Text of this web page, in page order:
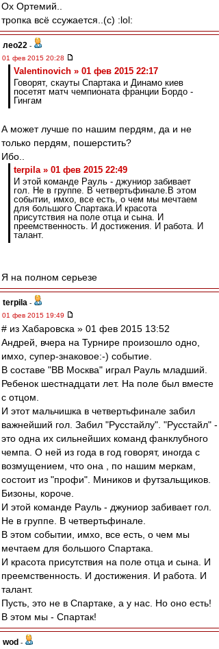
Ох Ортемий..
тропка всё ссужается..(с) :lol:
лео22 -
01 фев 2015 20:28
Valentinovich » 01 фев 2015 22:17
Говорят, скауты Спартака и Динамо киев
посетят матч чемпионата франции Бордо -
Гингам
А может лучше по нашим пердям, да и не
только пердям, пошерстить?
Ибо..
terpila » 01 фев 2015 22:49
И этой команде Рауль - джуниор забивает
гол. Не в группе. В четвертьфинале.В этом
событии, имхо, все есть, о чем мы мечтаем
для большого Спартака.И красота
присутствия на поле отца и сына. И
преемственность. И достижения. И работа. И
талант.
Я на полном серьезе
terpila -
01 фев 2015 19:49
# из Хабаровска » 01 фев 2015 13:52
Андрей, вчера на Турнире произошло одно,
имхо, супер-знаковое:-) событие.
В составе "ВВ Москва" играл Рауль младший.
Ребенок шестнадцати лет. На поле был вместе
с отцом.
И этот мальчишка в четвертьфинале забил
важнейший гол. Забил "Русстайлу". "Русстайл" -
это одна их сильнейших команд фанклубного
чемпа. О ней из года в год говорят, иногда с
возмущением, что она , по нашим меркам,
состоит из "профи". Миников и футзальщиков.
Бизоны, короче.
И этой команде Рауль - джуниор забивает гол.
Не в группе. В четвертьфинале.
В этом событии, имхо, все есть, о чем мы
мечтаем для большого Спартака.
И красота присутствия на поле отца и сына. И
преемственность. И достижения. И работа. И
талант.
Пусть, это не в Спартаке, а у нас. Но оно есть!
В этом мы - Спартак!
wod -